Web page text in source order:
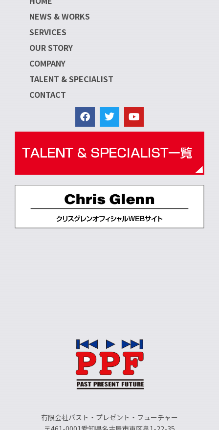
NEWS & WORKS
SERVICES
OUR STORY
COMPANY
TALENT & SPECIALIST
CONTACT
有限会社パスト・プレゼント・フューチャー